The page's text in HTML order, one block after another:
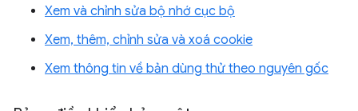
Xem và chỉnh sửa bộ nhớ cục bộ
Xem, thêm, chỉnh sửa và xoá cookie
Xem thông tin về bản dùng thử theo nguyên gốc